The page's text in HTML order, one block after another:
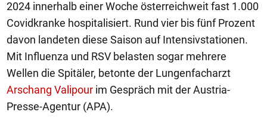
2024 innerhalb einer Woche österreichweit fast 1.000
Covidkranke hospitalisiert. Rund vier bis fünf Prozent
davon landeten diese Saison auf Intensivstationen.
Mit Influenza und RSV belasten sogar mehrere
Wellen die Spitäler, betonte der Lungenfacharzt
Arschang Valipour im Gespräch mit der Austria-
Presse-Agentur (APA).